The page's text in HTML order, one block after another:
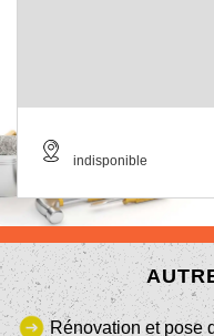
indisponible
Rénovation et pose